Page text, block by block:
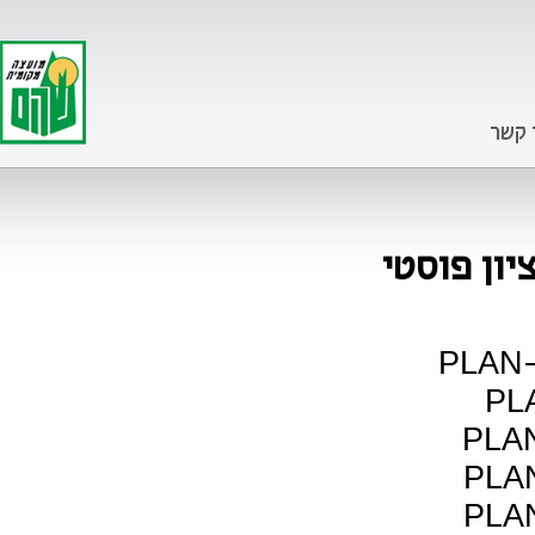
קשר
פוסטי